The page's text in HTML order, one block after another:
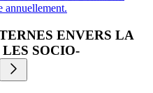
annuellement.
ENVERS LA
SOCIO-